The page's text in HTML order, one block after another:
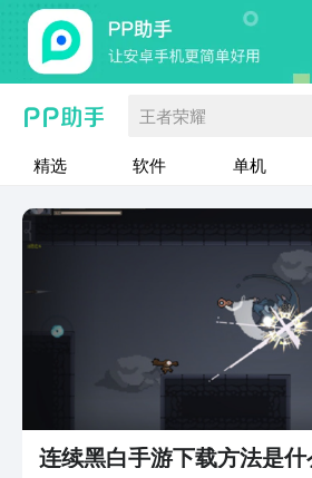
王者荣耀
精选 软件 单机
连续黑白手游下载方法是什